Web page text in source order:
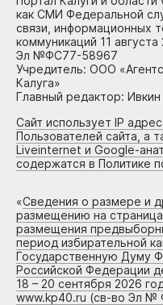
как СМИ Федеральной
связи, информационных
коммуникаций 11
Эл №ФС77-58967
Учредитель: ООО
Калуга»
Главный редактор:
Сайт использует IP
Пользователей сайта, а
Liveinternet и Google-
содержатся в Политике
«Сведения о размере и
размещению на
размещения
период избирательной
Государственную Думу
Российской Федерации
18 – 20 сентября 2026
www.kp40.ru (св-во Эл №